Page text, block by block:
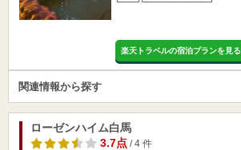
楽天トラベルの宿泊プランを見る
関連情報から探す
ローゼンハイム白馬
3.7点/ 4 件